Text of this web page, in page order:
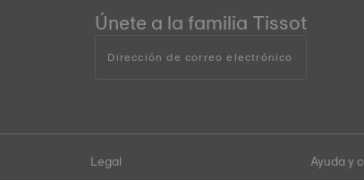
Únete a la familia Tissot
Dirección de correo electrónico
Legal Ayuda y